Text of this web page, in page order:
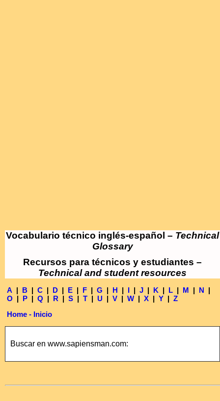
Vocabulario técnico inglés-español – Technical
Glossary
Recursos para técnicos y estudiantes –
Technical and student resources
A | B | C | D | E | F | G | H | I | J | K | L | M | N |
O | P | Q | R | S | T | U | V | W | X | Y | Z
Home - Inicio
Buscar en www.sapiensman.com: